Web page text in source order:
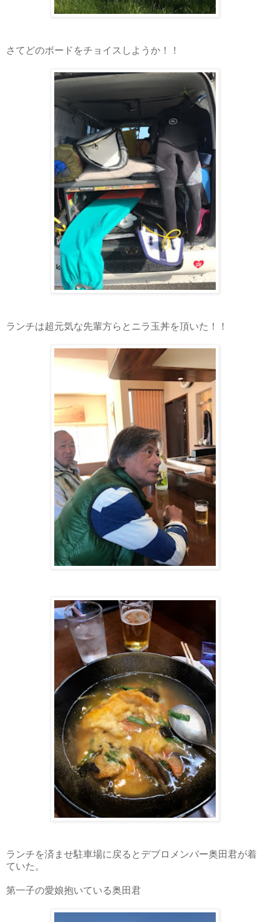
さてどのボードをチョイスしようか！！
ランチは超元気な先輩方らとニラ玉丼を頂いた！！
ランチを済ませ駐車場に戻るとデブロメンバー奥田君が着
ていた。
第一子の愛娘抱いている奥田君